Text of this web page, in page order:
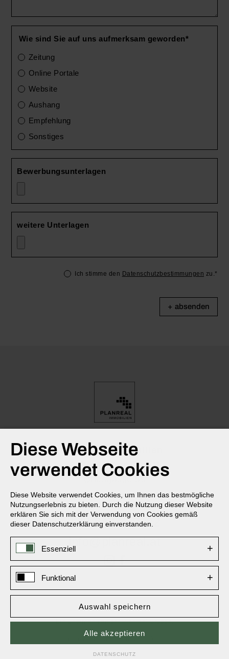
Wie sind Sie auf uns aufmerksam geworden*
Zeitung
Online Portale
Website
Aushang
Empfehlung
Sonstiges
Bewerbungsunterlagen
weitere Unterlagen
Ich stimme den Datenschutzbestimmungen zu.*
absenden
Planreal Immobilien
& Bauträger GmbH
Griesgasse 59
5580 Tamsweg
+43 6474 28222
info@planreal.at
Ein Unternehmen der Planreal Gruppe.
Navigation
Datenschutz
Diese Webseite
verwendet Cookies
Diese Website verwendet Cookies, um Ihnen das bestmögliche
Nutzungserlebnis zu bieten. Durch die Nutzung dieser Website
erklären Sie sich mit der Verwendung von Cookies gemäß
dieser Datenschutzerklärung einverstanden.
Essenziell +
Funktional +
Auswahl speichern
Alle akzeptieren
DATENSCHUTZ